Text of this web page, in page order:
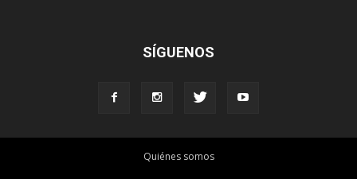
SÍGUENOS
Quiénes somos